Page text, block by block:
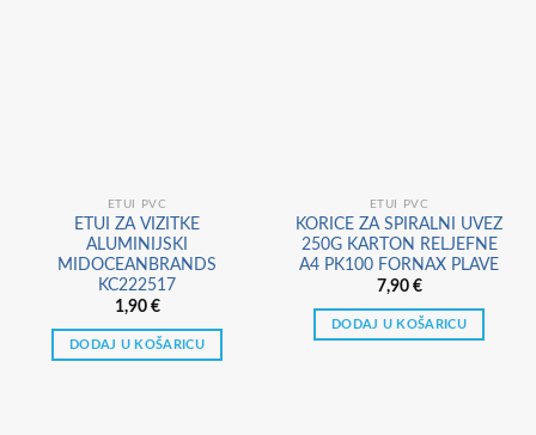
ETUI PVC
ETUI ZA VIZITKE
ALUMINIJSKI
MIDOCEANBRANDS
KC222517
1,90 €
DODAJ U KOŠARICU
ETUI PVC
KORICE ZA SPIRALNI UVEZ
250G KARTON RELJEFNE
A4 PK100 FORNAX PLAVE
7,90 €
DODAJ U KOŠARICU